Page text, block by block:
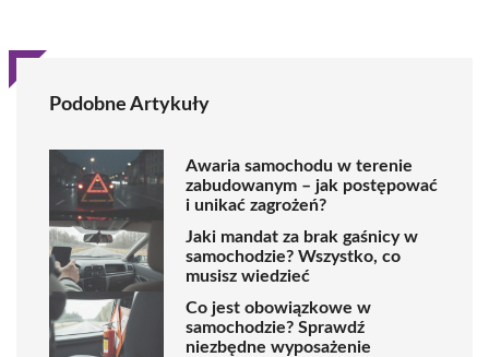
Podobne Artykuły
Awaria samochodu w terenie
zabudowanym – jak postępować
i unikać zagrożeń?
Jaki mandat za brak gaśnicy w
samochodzie? Wszystko, co
musisz wiedzieć
Co jest obowiązkowe w
samochodzie? Sprawdź
niezbędne wyposażenie